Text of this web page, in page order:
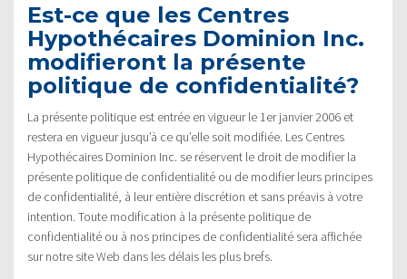
Est-ce que les Centres
Hypothécaires Dominion Inc.
modifieront la présente
politique de confidentialité?
La présente politique est entrée en vigueur le 1er janvier 2006 et
restera en vigueur jusqu’à ce qu’elle soit modifiée. Les Centres
Hypothécaires Dominion Inc. se réservent le droit de modifier la
présente politique de confidentialité ou de modifier leurs principes
de confidentialité, à leur entière discrétion et sans préavis à votre
intention. Toute modification à la présente politique de
confidentialité ou à nos principes de confidentialité sera affichée
sur notre site Web dans les délais les plus brefs.